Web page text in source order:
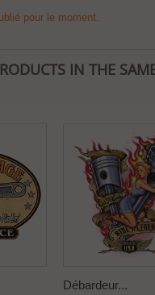
pour le moment.
IN THE
Débardeur...